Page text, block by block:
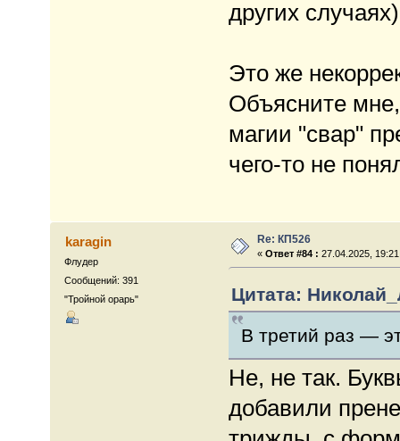
других
Это же
Объясните
магии "свар"
чего-то не
karagin
Флудер
Сообщений: 391
"Тройной орарь"
Re: КП526
«Ответ #84 : 27.04.2025,
Цитата:
В третий раз —
Не, не так.
добавили